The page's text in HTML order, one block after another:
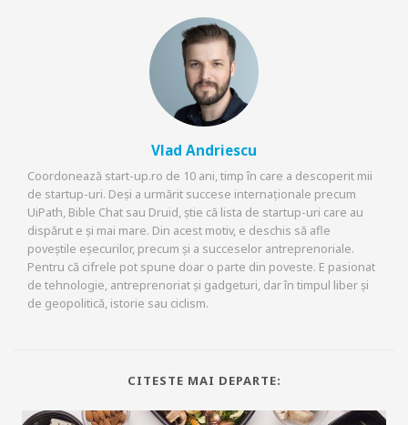
Vlad Andriescu
Coordonează start-up.ro de 10 ani, timp în care a descoperit mii
de startup-uri. Deși a urmărit succese internaționale precum
UiPath, Bible Chat sau Druid, știe că lista de startup-uri care au
dispărut e și mai mare. Din acest motiv, e deschis să afle
poveștile eșecurilor, precum și a succeselor antreprenoriale.
Pentru că cifrele pot spune doar o parte din poveste. E pasionat
de tehnologie, antreprenoriat și gadgeturi, dar în timpul liber și
de geopolitică, istorie sau ciclism.
CITESTE MAI DEPARTE: